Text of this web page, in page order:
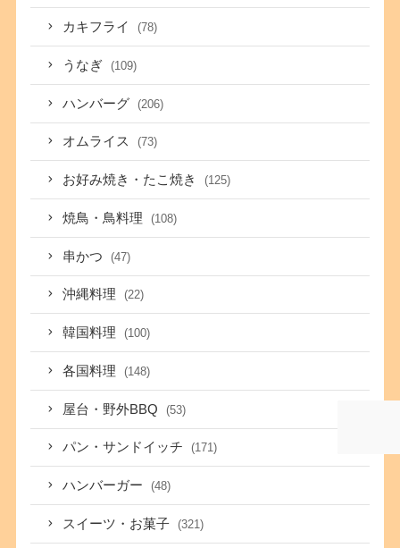
カキフライ (78)
うなぎ (109)
ハンバーグ (206)
オムライス (73)
お好み焼き・たこ焼き (125)
焼鳥・鳥料理 (108)
串かつ (47)
沖縄料理 (22)
韓国料理 (100)
各国料理 (148)
屋台・野外BBQ (53)
パン・サンドイッチ (171)
ハンバーガー (48)
スイーツ・お菓子 (321)